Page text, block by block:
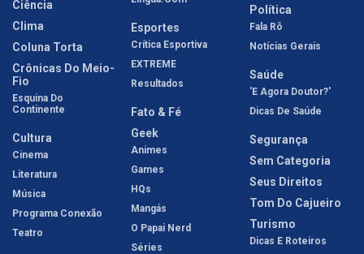
Ciência
Clima
Coluna Torta
Crônicas Do Meio-
Fio
Esquina Do
Continente
Cultura
Cinema
Literatura
Música
Programa Conexão
Teatro
Esportes
Crítica Esportiva
EXTREME
Resultados
Fato & Fé
Geek
Animes
Games
HQs
Mangás
O Papai Nerd
Séries
Política
Fala Rô
Notícias Gerais
Saúde
'E Agora Doutor?'
Dicas De Saúde
Segurança
Sem Categoria
Seus Direitos
Tom Do Cajueiro
Turismo
Dicas E Roteiros